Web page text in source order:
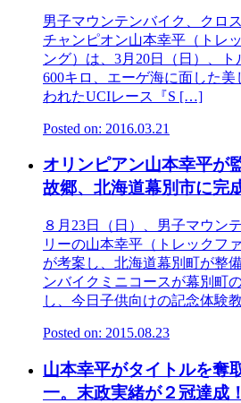
男子マウンテンバイク、クロ
チャンピオン山本幸平（トレ
ング）は、3月20日（日）、
600キロ、エーゲ海に面した
われたUCIレース『S […]
Posted on: 2016.03.21
オリンピアン山本幸平が
故郷、北海道幕別市に完
８月23日（日）、男子マウン
リーの山本幸平（トレックフ
が考案し、北海道幕別町が整
ンバイクミニコースが幕別町
し、今日子供向けの記念体験
Posted on: 2015.08.23
山本幸平がタイトルを奪
一。末政実緒が２冠達成